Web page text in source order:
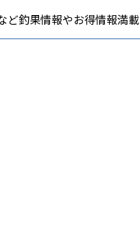
ど釣果情報やお得情報満載